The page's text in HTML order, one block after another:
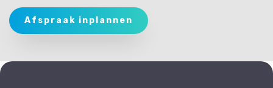
Afspraak inplannen